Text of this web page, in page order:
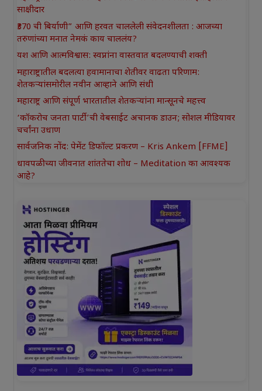
साक्षीदार
₹370 ची बिर्याणी” आणि हरवत चाललेली संवेदनशीलता : आजच्या
तरुणांच्या मनात नेमकं काय चाललंय?
यश आणि आत्मविश्वास: स्वप्नांना वास्तवात बदलण्याची शक्ती
महाराष्ट्रातील बदलत्या हवामानाचा शेतीवर वाढता परिणाम:
शेतकऱ्यांसमोरील नवीन आव्हाने आणि संधी
महाराष्ट्र आणि संपूर्ण भारतातील शेतकऱ्यांना मान्सूनचे महत्त्व
‘कॉकरोच जनता पार्टी’ची वेबसाईट अचानक डाउन; सोशल मीडियावर
चर्चांना उधाण
सार्वजनिक नोंद: पेमेंट डिफॉल्ट प्रकरण – Kris Ankem [FFME]
धावपळीच्या जीवनात शांततेचा शोध – Meditation का आवश्यक
आहे?